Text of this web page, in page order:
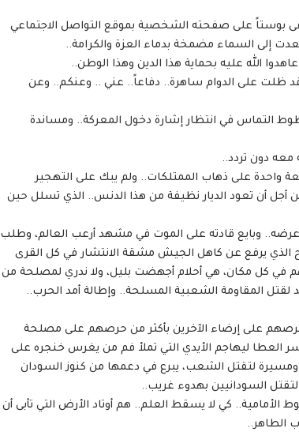
بوستاً على صفحته الشخصية بموقع التواصل الاجتماعي
إلى السماء مضمخة بدماء العزة والكرامة..
الله عليه بحماية هذا الدين وهذا الوطن..
ظلت على الدوام ساهرة.. دفاعاً.. عني .. وعنكم.. وعن
التماس في انتظار إشارة دخول المعركة.. ومساندة
دون تردد..
على ذهاب الممتلكات.. ولم يبك على التهجير
أن تعود الديار نظيفة من هذا الدنس.. الذي تسلل حين
وبايع قادته على الموت في مشهد أرعب العالم، وطلب
الذي يرفع عن كاهل الجيش مشقة الانتشار في كل القرى
في كل مكان، هي أحلام أجهضت بليل، ولا ندري لمصلحة من
المقاومة الشعبية المسلحة.. وإطالة أمد الحرب..
على إرضاء الآخرين بأكثر من حرصهم على مصلحة
العطا ليهاجم الأيدي التي تملأ فم من يغرس خنجره على
لتقتل الشعب، يبرع في دعمها من كنوز السودان
السودانيين بهدوء غريب..
كي لا يسقط العلم.. هم أوتاد الأرض التي تأبى أن
الطاهر..